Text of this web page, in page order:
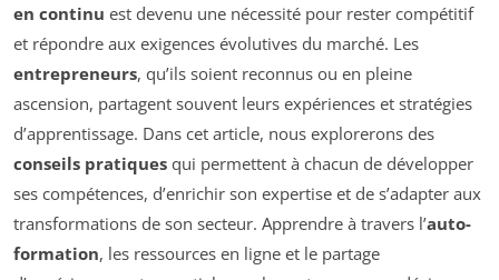
en continu est devenu une nécessité pour rester compétitif
et répondre aux exigences évolutives du marché. Les
entrepreneurs, qu’ils soient reconnus ou en pleine
ascension, partagent souvent leurs expériences et stratégies
d’apprentissage. Dans cet article, nous explorerons des
conseils pratiques qui permettent à chacun de développer
ses compétences, d’enrichir son expertise et de s’adapter aux
transformations de son secteur. Apprendre à travers l’auto-
formation, les ressources en ligne et le partage